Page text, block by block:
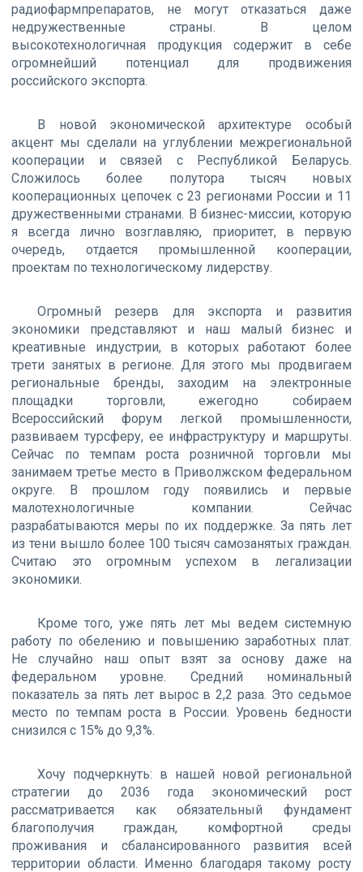
радиофармпрепаратов, не могут отказаться даже
недружественные страны. В целом
высокотехнологичная продукция содержит в себе
огромнейший потенциал для продвижения
российского экспорта.
В новой экономической архитектуре особый
акцент мы сделали на углублении межрегиональной
кооперации и связей с Республикой Беларусь.
Сложилось более полутора тысяч новых
кооперационных цепочек с 23 регионами России и 11
дружественными странами. В бизнес-миссии, которую
я всегда лично возглавляю, приоритет, в первую
очередь, отдается промышленной кооперации,
проектам по технологическому лидерству.
Огромный резерв для экспорта и развития
экономики представляют и наш малый бизнес и
креативные индустрии, в которых работают более
трети занятых в регионе. Для этого мы продвигаем
региональные бренды, заходим на электронные
площадки торговли, ежегодно собираем
Всероссийский форум легкой промышленности,
развиваем турсферу, ее инфраструктуру и маршруты.
Сейчас по темпам роста розничной торговли мы
занимаем третье место в Приволжском федеральном
округе. В прошлом году появились и первые
малотехнологичные компании. Сейчас
разрабатываются меры по их поддержке. За пять лет
из тени вышло более 100 тысяч самозанятых граждан.
Считаю это огромным успехом в легализации
экономики.
Кроме того, уже пять лет мы ведем системную
работу по обелению и повышению заработных плат.
Не случайно наш опыт взят за основу даже на
федеральном уровне. Средний номинальный
показатель за пять лет вырос в 2,2 раза. Это седьмое
место по темпам роста в России. Уровень бедности
снизился с 15% до 9,3%.
Хочу подчеркнуть: в нашей новой региональной
стратегии до 2036 года экономический рост
рассматривается как обязательный фундамент
благополучия граждан, комфортной среды
проживания и сбалансированного развития всей
территории области. Именно благодаря такому росту